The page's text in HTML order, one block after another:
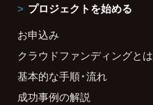
プロジェクトを始める
お申込み
クラウドファンディングとは
基本的な手順・流れ
成功事例の解説